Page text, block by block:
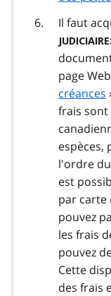
Il faut
page
créances
frais sont
espèces,
l'ordre
est
par carte
pouvez
les frais
pouvez
Cette
des frais